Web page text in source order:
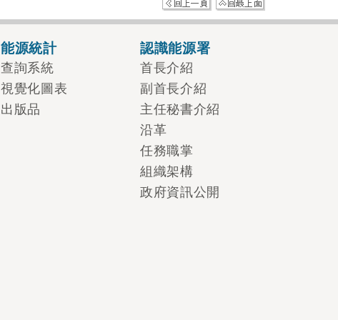
能源統計
查詢系統
視覺化圖表
出版品
認識能源署
首長介紹
副首長介紹
主任秘書介紹
沿革
任務職掌
組織架構
政府資訊公開